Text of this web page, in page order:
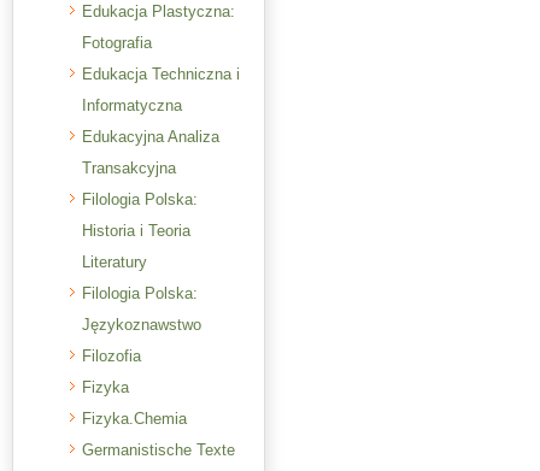
Edukacja Plastyczna:
Fotografia
Edukacja Techniczna i
Informatyczna
Edukacyjna Analiza
Transakcyjna
Filologia Polska:
Historia i Teoria
Literatury
Filologia Polska:
Językoznawstwo
Filozofia
Fizyka
Fizyka.Chemia
Germanistische Texte